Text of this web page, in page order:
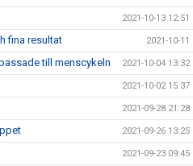
2021-10-13 12:51
fina resultat 2021-10-11
till menscykeln 2021-10-04 13:32
2021-10-02 15:37
2021-09-28 21:28
2021-09-26 13:25
2021-09-23 09:45